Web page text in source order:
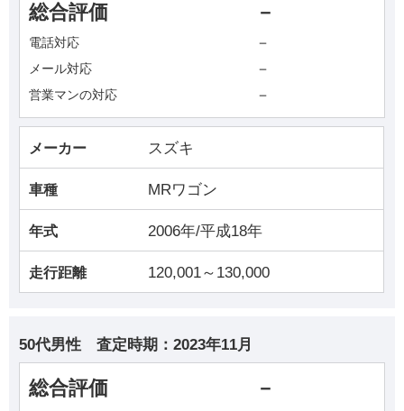
総合評価 －
電話対応 －
メール対応 －
営業マンの対応 －
メーカー スズキ
車種 MRワゴン
年式 2006年/平成18年
走行距離 120,001～130,000
50代男性 査定時期： 2023年11月
総合評価 －